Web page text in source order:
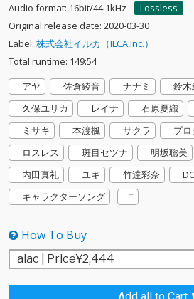
Audio format: 16bit/44.1kHz
Lossless
Original release date: 2020-03-30
Label: 株式会社イルカ（ILCA,Inc.）
Total runtime: 149:54
アヤ
佐倉綾音 ナナミ 鈴木
久保ユリカ
レイナ 石原夏織
ミサキ
本渡楓 サクラ
プ
ロスレス
斑目セツナ 明坂聡美
内田真礼
ユキ 竹達彩奈
キャラクターソング
How To Buy